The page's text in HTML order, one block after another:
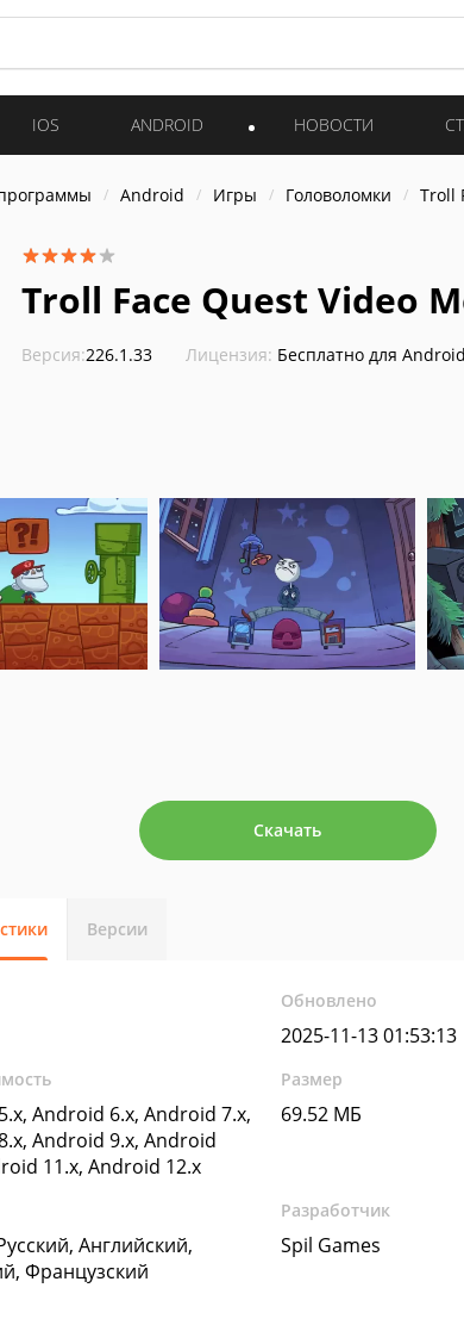
IOS ANDROID НОВОСТИ
Android Игры Головоломки Troll
Troll Face Quest Video
Версия:226.1.33 Лицензия: Бесплатно для Android
Скачать
Версии
Обновлено
2025-11-13 01:53:13
Android 6.x, Android 7.x,
Android 9.x, Android
11.x, Android 12.x
Размер
69.52 МБ
Английский,
Французский
Разработчик
Spil Games